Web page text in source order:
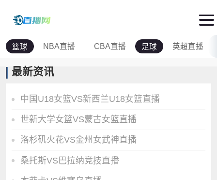
篮球 NBA直播 CBA直播 足球 英超直播
最新资讯
中国U18女篮VS新西兰U18女篮直播
世新大学女篮VS蒙古女篮直播
洛杉矶火花VS金州女武神直播
桑托斯VS巴拉纳竞技直播